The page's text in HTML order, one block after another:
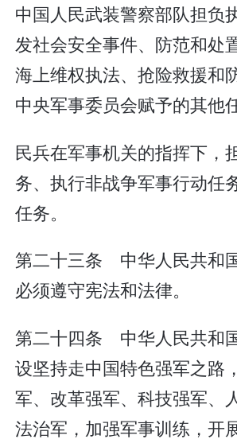
中国人民武装警察部队担负
发社会安全事件、防范和处
海上维权执法、抢险救援和
中央军事委员会赋予的其他
民兵在军事机关的指挥下，
务、执行非战争军事行动任
任务。
第二十三条 中华人民共和
必须遵守宪法和法律。
第二十四条 中华人民共和
设坚持走中国特色强军之路
军、改革强军、科技强军、
法治军，加强军事训练，开